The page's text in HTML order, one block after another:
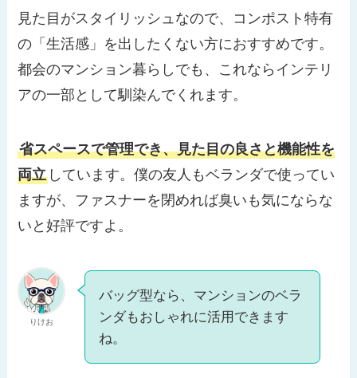
見た目がスタイリッシュなので、コンポスト特有
の「生活感」を出したくない方におすすめです。
都会のマンション暮らしでも、これならインテリ
アの一部として馴染んでくれます。
省スペースで管理でき、見た目の良さと機能性を
両立 しています。僕の友人もベランダで使ってい
ますが、ファスナーを閉めれば臭いも気にならな
いと好評ですよ。
りけお
バッグ型なら、マンションのベラ
ンダもおしゃれに活用できます
ね。